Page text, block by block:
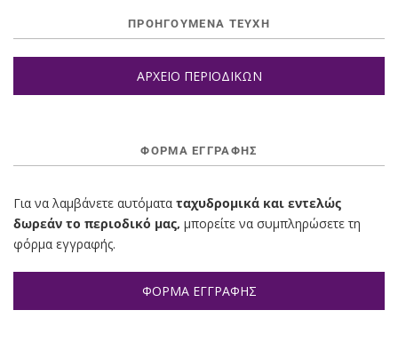
ΠΡΟΗΓΟΥΜΕΝΑ ΤΕΥΧΗ
ΑΡΧΕΙΟ ΠΕΡΙΟΔΙΚΩΝ
ΦΌΡΜΑ ΕΓΓΡΑΦΉΣ
Για να λαμβάνετε αυτόματα ταχυδρομικά και εντελώς
δωρεάν το περιοδικό μας, μπορείτε να συμπληρώσετε τη
φόρμα εγγραφής.
ΦΟΡΜΑ ΕΓΓΡΑΦΗΣ